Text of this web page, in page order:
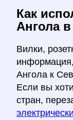
Как
Ангола
Вилки,
Ангола к
Если вы
стран,